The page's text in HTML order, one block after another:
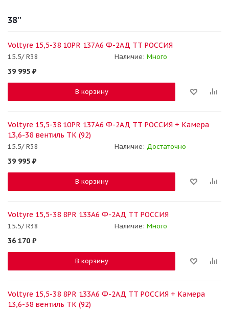
38''
Voltyre 15,5-38 10PR 137A6 Ф-2АД TT РОССИЯ
15.5/ R38 Наличие: Много
39 995 ₽
В корзину
Voltyre 15,5-38 10PR 137A6 Ф-2АД TT РОССИЯ + Камера
13,6-38 вентиль ТК (92)
15.5/ R38 Наличие: Достаточно
39 995 ₽
В корзину
Voltyre 15,5-38 8PR 133A6 Ф-2АД TT РОССИЯ
15.5/ R38 Наличие: Много
36 170 ₽
В корзину
Voltyre 15,5-38 8PR 133A6 Ф-2АД TT РОССИЯ + Камера
13,6-38 вентиль ТК (92)